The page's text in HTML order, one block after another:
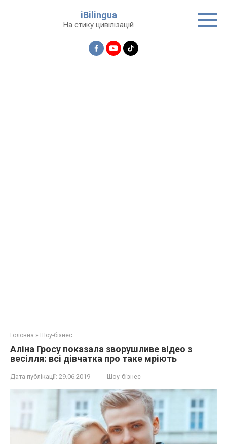
iBilingua
На стику цивілізацій
Головна » Шоу-бізнес
Аліна Гросу показала зворушливе відео з
весілля: всі дівчатка про таке мріють
Дата публікації: 29.06.2019 Шоу-бізнес